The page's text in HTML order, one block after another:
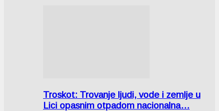
Troskot: Trovanje ljudi, vode i zemlje u
Lici opasnim otpadom nacionalna…